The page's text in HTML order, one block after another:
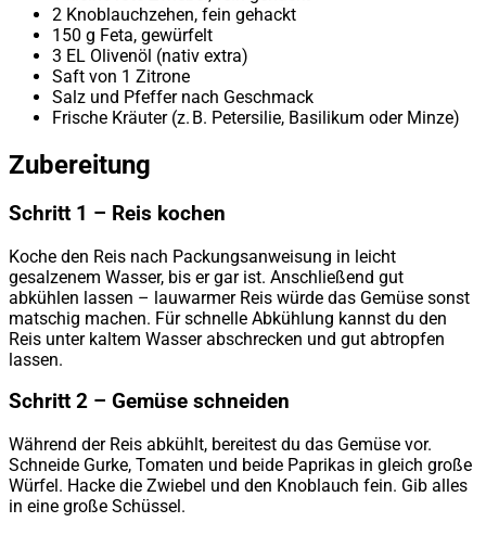
2 Knoblauchzehen, fein gehackt
150 g Feta, gewürfelt
3 EL Olivenöl (nativ extra)
Saft von 1 Zitrone
Salz und Pfeffer nach Geschmack
Frische Kräuter (z. B. Petersilie, Basilikum oder Minze)
Zubereitung
Schritt 1 – Reis kochen
Koche den Reis nach Packungsanweisung in leicht
gesalzenem Wasser, bis er gar ist. Anschließend gut
abkühlen lassen – lauwarmer Reis würde das Gemüse sonst
matschig machen. Für schnelle Abkühlung kannst du den
Reis unter kaltem Wasser abschrecken und gut abtropfen
lassen.
Schritt 2 – Gemüse schneiden
Während der Reis abkühlt, bereitest du das Gemüse vor.
Schneide Gurke, Tomaten und beide Paprikas in gleich große
Würfel. Hacke die Zwiebel und den Knoblauch fein. Gib alles
in eine große Schüssel.